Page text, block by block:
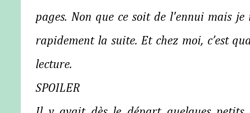
pages. Non que ce soit de l'ennui mais
rapidement la suite. Et chez moi, c’est
lecture.
SPOILER